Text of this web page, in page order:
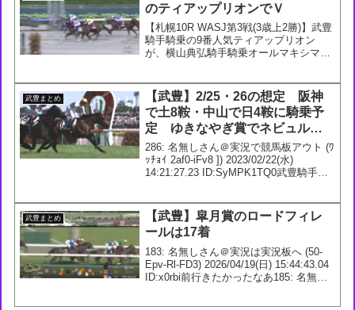
のティアップリオンでＶ
【札幌10R WASJ第3戦(3歳上2勝)】武豊
騎手騎乗の9番人気ティアップリオン
が、横山典弘騎手騎乗オールマキシマム
ラン2人が大活躍！— netkeiba (@net...
武豊まとめ
【武豊】2/25・26の想定 阪神
で土8鞍・中山で日4鞍に騎乗予
定 ゆきなやぎ賞でネビュルー
ズ アーリントンCでオオバンブ
ルマイに騎乗が決定
286: 名無しさん＠実況で競馬板アウト (ﾜ
ｯﾁｮｲ 2af0-iFv8 ]) 2023/02/22(水)
14:21:27.23 ID:SyMPK1TQ0武豊騎手今
武豊まとめ
【武豊】皐月賞のロードフィレ
ールは17着
183: 名無しさん＠実況は実況板へ (50-
Epv-Rl-FD3) 2026/04/19(日) 15:44:43.04
ID:x0rbi前行きたかったなあ185: 名無し